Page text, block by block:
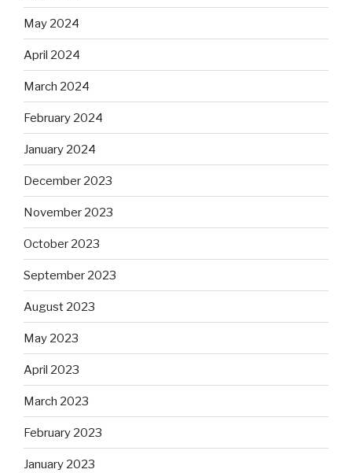
May 2024
April 2024
March 2024
February 2024
January 2024
December 2023
November 2023
October 2023
September 2023
August 2023
May 2023
April 2023
March 2023
February 2023
January 2023